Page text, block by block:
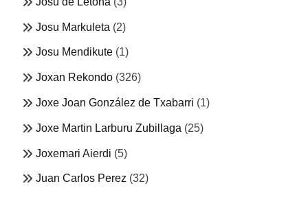
Josu Markuleta (2)
Josu Mendikute (1)
Joxan Rekondo (326)
Joxe Joan González de Txabarri (1)
Joxe Martin Larburu Zubillaga (25)
Joxemari Aierdi (5)
Juan Carlos Perez (32)